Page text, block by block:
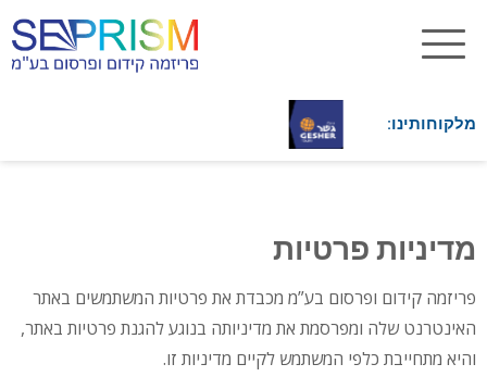
מלקוחותינו:
מדיניות פרטיות
פריזמה קידום ופרסום בע”מ מכבדת את פרטיות המשתמשים באתר
האינטרנט שלה ומפרסמת את מדיניותה בנוגע להגנת פרטיות באתר,
והיא מתחייבת כלפי המשתמש לקיים מדיניות זו.